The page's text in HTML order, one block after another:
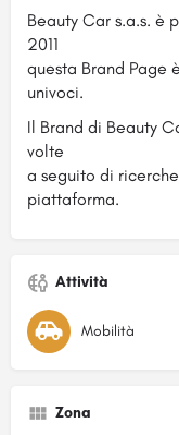
Beauty Car s.a.s. è
2011
questa Brand Page
univoci.
Il Brand di Beauty
volte
a seguito di
piattaforma.
Attività
Mobilità
Zona